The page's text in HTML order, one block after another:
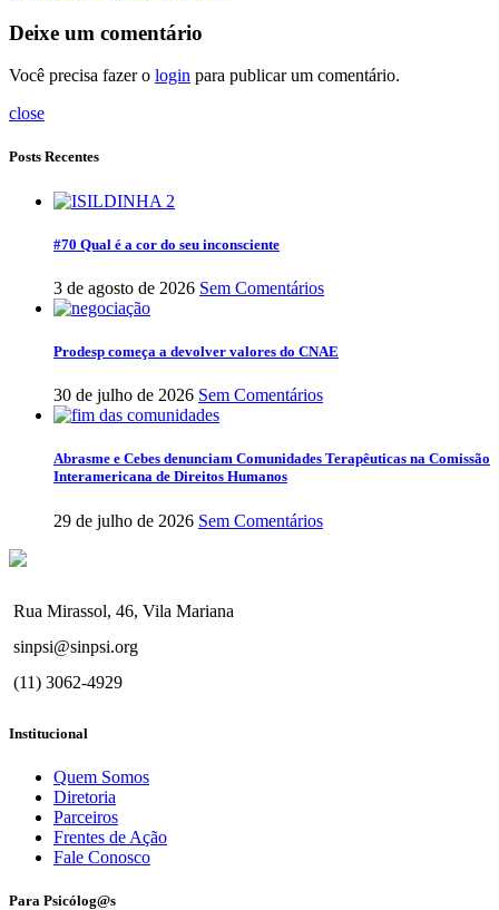
Deixe um comentário
Você precisa fazer o login para publicar um comentário.
close
Posts Recentes
#70 Qual é a cor do seu inconsciente
3 de agosto de 2026 Sem Comentários
Prodesp começa a devolver valores do CNAE
30 de julho de 2026 Sem Comentários
Abrasme e Cebes denunciam Comunidades Terapêuticas na Comissão
Interamericana de Direitos Humanos
29 de julho de 2026 Sem Comentários
Rua Mirassol, 46, Vila Mariana
sinpsi@sinpsi.org
(11) 3062-4929
Institucional
Quem Somos
Diretoria
Parceiros
Frentes de Ação
Fale Conosco
Para Psicólog@s